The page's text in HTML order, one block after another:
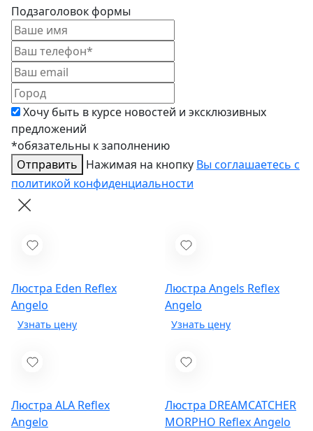
Подзаголовок формы
Хочу быть в курсе новостей и эксклюзивных
предложений
*обязательны к заполнению
Отправить
Нажимая на кнопку Вы соглашаетесь с
политикой конфиденциальности
Люстра Eden Reflex
Angelo
Люстра Angels Reflex
Angelo
Люстра ALA Reflex
Angelo
Люстра DREAMCATCHER
MORPHO Reflex Angelo